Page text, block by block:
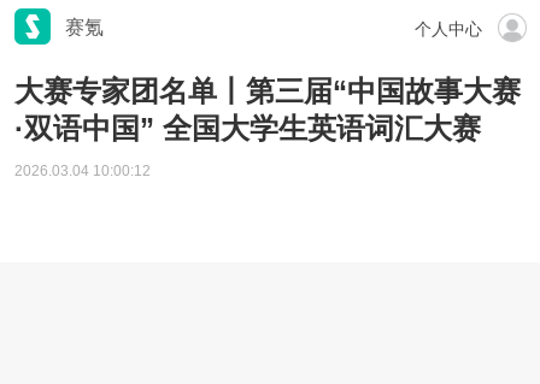
赛氪 个人中心
大赛专家团名单丨第三届“中国故事大赛
·双语中国” 全国大学生英语词汇大赛
2026.03.04 10:00:12